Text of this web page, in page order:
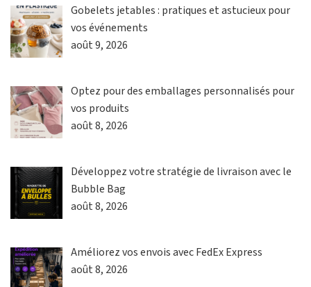
Gobelets jetables : pratiques et astucieux pour
vos événements
août 9, 2026
Optez pour des emballages personnalisés pour
vos produits
août 8, 2026
Développez votre stratégie de livraison avec le
Bubble Bag
août 8, 2026
Améliorez vos envois avec FedEx Express
août 8, 2026